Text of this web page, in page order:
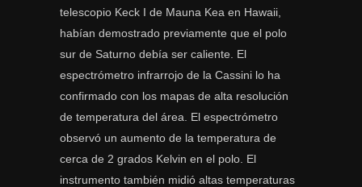
telescopio Keck I de Mauna Kea en Hawaii,
habían demostrado previamente que el polo
sur de Saturno debía ser caliente. El
espectrómetro infrarrojo de la Cassini lo ha
confirmado con los mapas de alta resolución
de temperatura del área. El espectrómetro
observó un aumento de la temperatura de
cerca de 2 grados Kelvin en el polo. El
instrumento también midió altas temperaturas